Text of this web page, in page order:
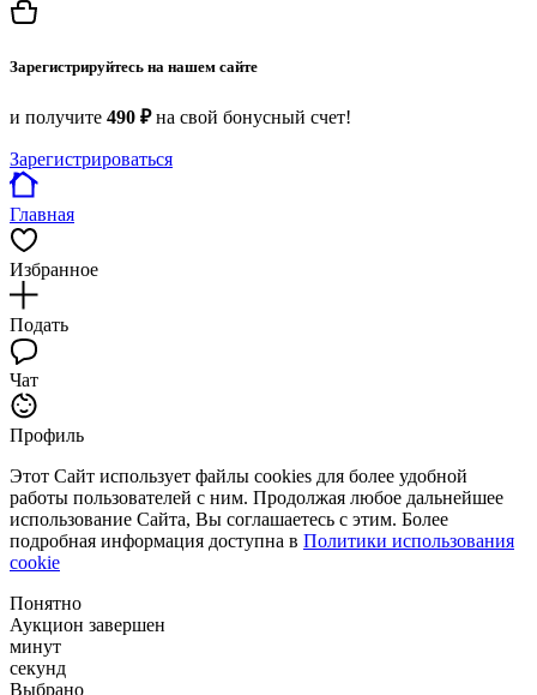
Зарегистрируйтесь на нашем сайте
и получите 490 ₽на свой бонусный счет!
Зарегистрироваться
Главная
Избранное
Подать
Чат
Профиль
Этот Сайт использует файлы cookies для более удобной
работы пользователей с ним. Продолжая любое дальнейшее
использование Сайта, Вы соглашаетесь с этим. Более
подробная информация доступна в Политики использования
cookie
Понятно
Аукцион завершен
минут
секунд
Выбрано